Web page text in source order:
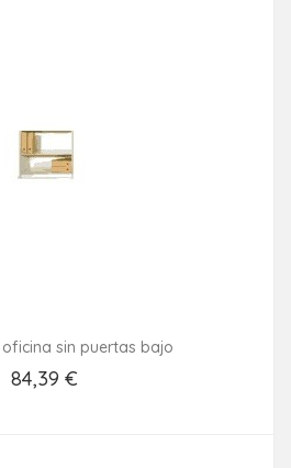
oficina sin puertas bajo
84,39 €